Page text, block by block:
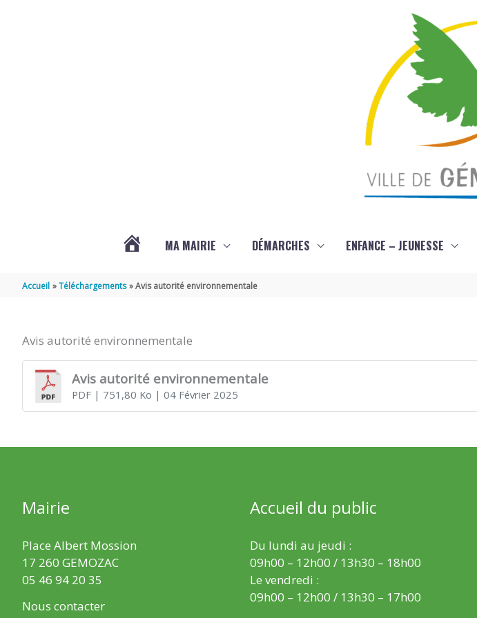
MA MAIRIE DÉMARCHES ENFANCE – JEUNESSE
Accueil Téléchargements Avis autorité environnementale
Avis autorité environnementale
Avis autorité environnementale
PDF| 751,80 Ko | 04 Février 2025
Mairie
Place Albert Mossion
17 260 GEMOZAC
05 46 94 20 35
Nous contacter
Accueil du public
Du lundi au jeudi :
09h00 – 12h00 / 13h30 – 18h00
Le vendredi :
09h00 – 12h00 / 13h30 – 17h00